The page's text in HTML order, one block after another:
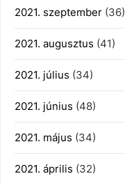
2021. szeptember (36)
2021. augusztus (41)
2021. július (34)
2021. június (48)
2021. május (34)
2021. április (32)